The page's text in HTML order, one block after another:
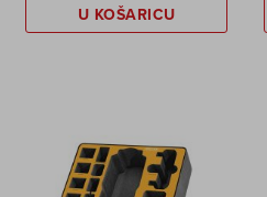
U KOŠARICU